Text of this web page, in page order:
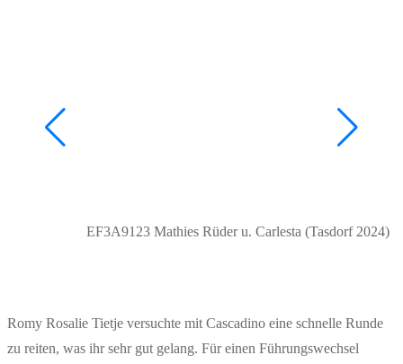
EF3A9123 Mathies Rüder u. Carlesta (Tasdorf 2024)
Romy Rosalie Tietje versuchte mit Cascadino eine schnelle Runde
zu reiten, was ihr sehr gut gelang. Für einen Führungswechsel